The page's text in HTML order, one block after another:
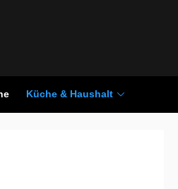
Küche & Haushalt